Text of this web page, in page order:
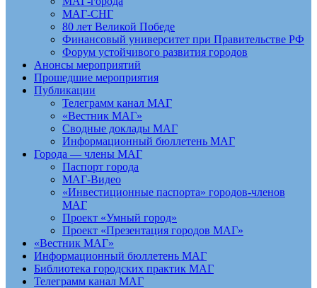
МАГ-СНГ
80 лет Великой Победе
Финансовый университет при Правительстве РФ
Форум устойчивого развития городов
Анонсы мероприятий
Прошедшие мероприятия
Публикации
Телеграмм канал МАГ
«Вестник МАГ»
Сводные доклады МАГ
Информационный бюллетень МАГ
Города — члены МАГ
Паспорт города
МАГ-Видео
«Инвестиционные паспорта» городов-членов
МАГ
Проект «Умный город»
Проект «Презентация городов МАГ»
«Вестник МАГ»
Информационный бюллетень МАГ
Библиотека городских практик МАГ
Телеграмм канал МАГ